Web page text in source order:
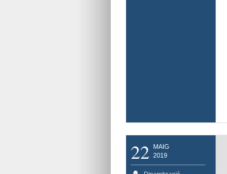
22
MAIG
2019